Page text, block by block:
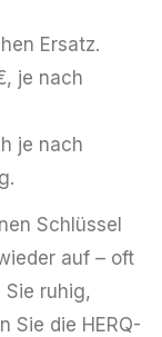
Ersatz.
je nach
je nach
Schlüssel
auf – oft
Sie ruhig,
Sie die HERQ-